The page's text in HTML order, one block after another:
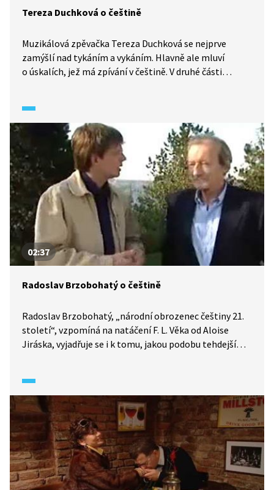
Tereza Duchková o češtině
Muzikálová zpěvačka Tereza Duchková se nejprve
zamýšlí nad tykáním a vykáním. Hlavně ale mluví
o úskalích, jež má zpívání v češtině. V druhé části
02:37
Radoslav Brzobohatý o češtině
Radoslav Brzobohatý, „národní obrozenec češtiny 21.
století“, vzpomíná na natáčení F. L. Věka od Aloise
Jiráska, vyjadřuje se i k tomu, jakou podobu tehdejší